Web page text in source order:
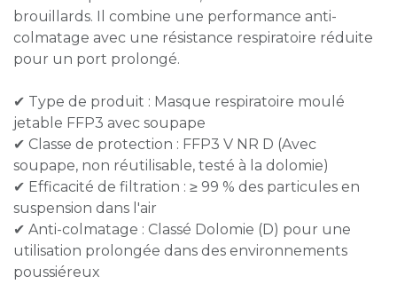
brouillards. Il combine une performance anti-
colmatage avec une résistance respiratoire réduite
pour un port prolongé.
✔ Type de produit : Masque respiratoire moulé
jetable FFP3 avec soupape
✔ Classe de protection : FFP3 V NR D (Avec
soupape, non réutilisable, testé à la dolomie)
✔ Efficacité de filtration : ≥ 99 % des particules en
suspension dans l'air
✔ Anti-colmatage : Classé Dolomie (D) pour une
utilisation prolongée dans des environnements
poussiéreux